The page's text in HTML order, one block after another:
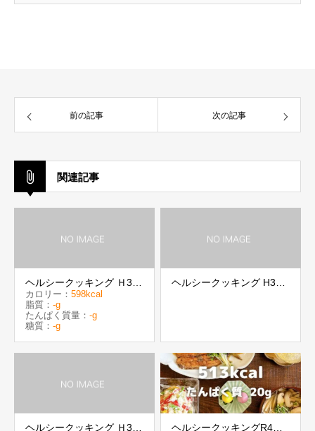
前の記事 次の記事
関連記事
ヘルシークッキング Ｈ30
年12月
カロリー： 598kcal
脂質： -g
たんぱく質量： -g
糖質： -g
ヘルシークッキング H30
ヘルシークッキング Ｈ31
ヘルシークッキングR4年4